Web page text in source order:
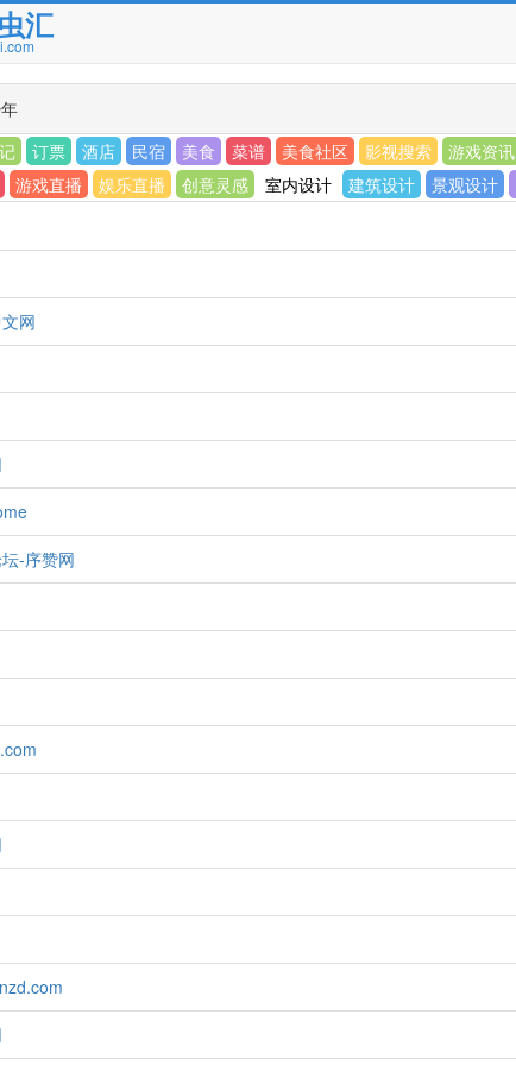
汇
订票 酒店 民宿 美食 菜谱 美食社区 影视搜索 游戏资讯
游戏直播 娱乐直播 创意灵感 室内设计 建筑设计 景观设计
网
-序赞网